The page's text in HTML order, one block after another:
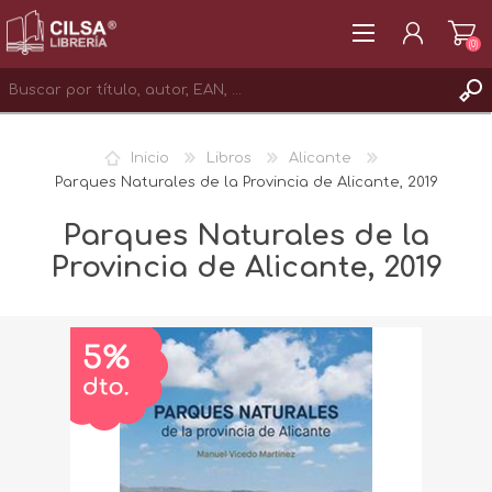
INICIAR SESIÓN
(0)
Inicio Libros
Alicante
Parques Naturales de la Provincia de Alicante, 2019
Parques Naturales de la
Provincia de Alicante, 2019